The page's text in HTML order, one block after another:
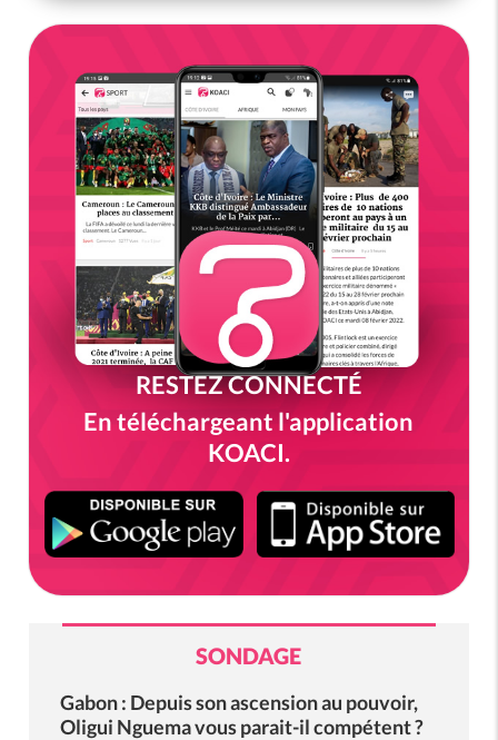
RESTEZ CONNECTÉ
En téléchargeant l'application
KOACI.
SONDAGE
Gabon : Depuis son ascension au pouvoir,
Oligui Nguema vous parait-il compétent ?